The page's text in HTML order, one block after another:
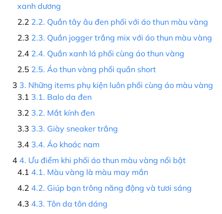
xanh dương
2.2. Quần tây âu đen phối với áo thun màu vàng
2.3. Quần jogger trắng mix với áo thun màu vàng
2.4. Quần xanh lá phối cùng áo thun vàng
2.5. Áo thun vàng phối quần short
3. Những items phụ kiện luôn phối cùng áo màu vàng
3.1. Balo da đen
3.2. Mắt kính đen
3.3. Giày sneaker trắng
3.4. Áo khoác nam
4. Ưu điểm khi phối áo thun màu vàng nổi bật
4.1. Màu vàng là màu may mắn
4.2. Giúp bạn trông năng động và tươi sáng
4.3. Tôn da tôn dáng